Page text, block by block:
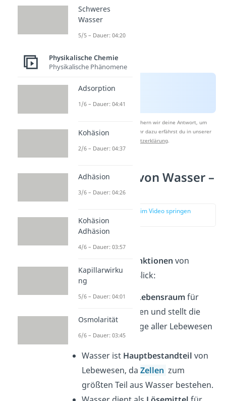
Nach Beantwortung speichern wir deine Antwort, um
Studyflix zu verbessern. Mehr dazu erfährst du in unserer
Datenschutzerklärung.
Funktionen von Wasser –
Überblick
zur Stelle im Video springen
Hier findest du die
Funktionen von
Wasser auf einen Blick:
Wasser ist ein
Lebensraumfür
viele Organismen und stellt die
Lebensgrundlage aller Lebewesen
dar.
Wasser ist Hauptbestandteil von
Lebewesen, daZellen zum
größten Teil aus Wasser bestehen.
Schweres
Wasser
5/5 – Dauer: 04:20
Physikalische Chemie
Physikalische Phänomene
Adsorption
1/6 – Dauer: 04:41
Kohäsion
2/6 – Dauer: 04:37
Adhäsion
3/6 – Dauer: 04:26
Kohäsion
Adhäsion
4/6 – Dauer: 03:57
Kapillarwirku
ng
5/6 – Dauer: 04:01
Osmolarität
6/6 – Dauer: 03:45